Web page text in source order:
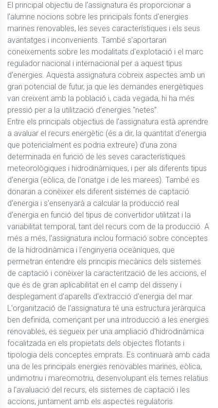
El principal objectiu de l'assignatura és proporcionar a
l'alumne nocions sobre les principals fonts d'energies
marines renovables, les seves característiques i els seus
avantatges i inconvenients. També s'aportaran
coneixements sobre les modalitats d'explotació i el marc
regulador nacional i internacional per a aquest tipus
d'energies. Aquesta assignatura cobreix aspectes amb un
gran potencial de futur, ja que les demandes energètiques
van creixent amb la població i, cada vegada, hi ha més
pressió per a la utilització d'energies "netes".
Entre els principals objectius de l'assignatura està aprendre
a avaluar el recurs energètic (és a dir, la quantitat d'energia
que potencialment es podria extreure) d'una zona
determinada en funció de les seves característiques
meteorològiques i hidrodinàmiques, i per als diferents tipus
d'energia (eòlica, de l'onatge i de les marees). També es
donaran a conèixer els diferent sistemes de captació
d'energia i s'ensenyarà a calcular la producció real
d'energia en funció del tipus de convertidor utilitzat i la
variabilitat temporal, tant del recurs com de la producció. A
més a més, l'assignatura inclou formació sobre conceptes
de la hidrodinàmica i l'enginyeria oceàniques, que
permetran entendre els principis mecànics dels sistemes
de captació i conèixer la caracterització de les accions, el
que és de gran aplicabilitat en el camp del disseny i
desplegament d'aparells d'extracció d'energia del mar.
L'organització de l'assignatura té una estructura jeràrquica
ben definida, començant per una introducció a les energies
renovables, es segueix per una ampliació d'hidrodinàmica
focalitzada en els propietats dels objectes flotants i
tipologia dels conceptes emprats. Es continuarà amb cada
una de les principals energies renovables marines, eòlica,
undimotriu i mareomotriu, desenvolupant els temes relatius
a l'avaluació del recurs, els sistemes de captació i les
accions, juntament amb els aspectes regulatoris